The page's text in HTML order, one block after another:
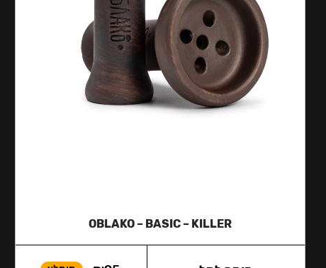
OBLAKO – BASIC – KILLER